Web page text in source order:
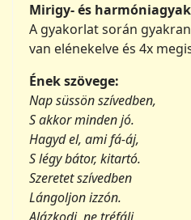
Mirigy- és
A gyakorlat során
van elénekelve és 4x
Ének szövege:
Nap süssön szívedben,
S akkor minden jó.
Hagyd el, ami fá-áj,
S légy bátor, kitartó.
Szeretet szívedben
Lángoljon izzón.